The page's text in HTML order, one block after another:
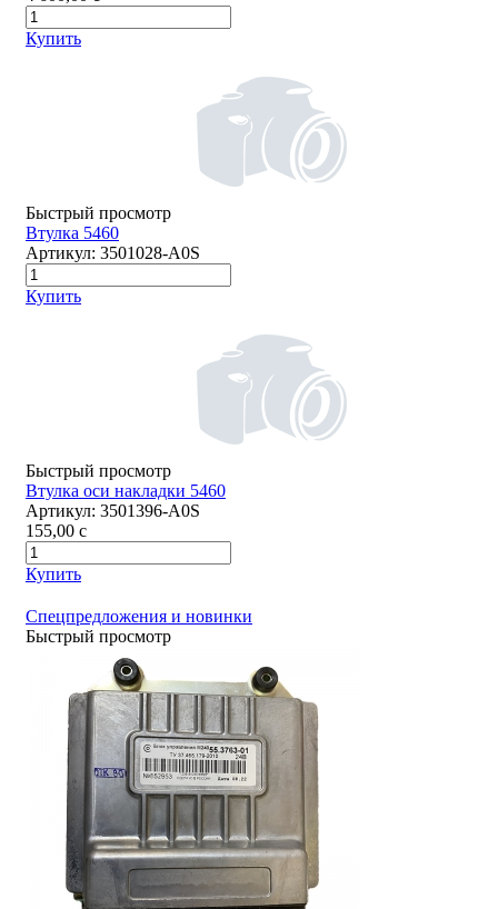
Купить
Быстрый просмотр
Втулка 5460
Артикул: 3501028-А0S
Купить
Быстрый просмотр
Втулка оси накладки 5460
Артикул: 3501396-А0S
155,00 c
Купить
Спецпредложения и новинки
Быстрый просмотр